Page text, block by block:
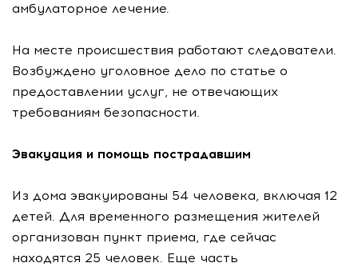
амбулаторное лечение.
На месте происшествия работают следователи.
Возбуждено уголовное дело по статье о
предоставлении услуг, не отвечающих
требованиям безопасности.
Эвакуация и помощь пострадавшим
Из дома эвакуированы 54 человека, включая 12
детей. Для временного размещения жителей
организован пункт приема, где сейчас
находятся 25 человек. Еще часть